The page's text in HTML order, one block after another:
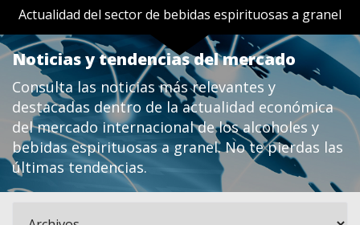
Actualidad del sector de bebidas espirituosas a granel
Noticias y tendencias del mercado
Consulta las noticias más relevantes y
destacadas dentro de la actualidad económica
del mercado internacional de los alcoholes y
bebidas espirituosas a granel. No te pierdas las
últimas tendencias.